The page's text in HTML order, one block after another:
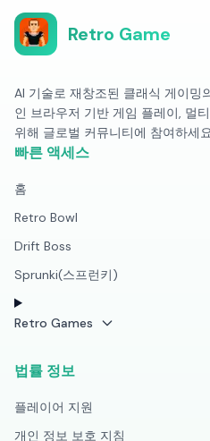
Retro Game
AI 기술로 재창조된 클래식 게이밍
인 브라우저 기반 게임 플레이, 멀
위해 글로벌 커뮤니티에 참여하세
빠른 액세스
홈
Retro Bowl
Drift Boss
Sprunki(스프런키)
Retro Games
법률 정보
플레이어 지원
개인 정보 보호 지침